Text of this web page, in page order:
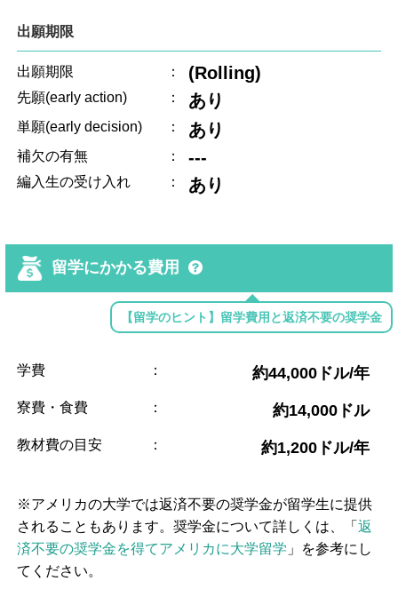
出願期限
出願期限 ： (Rolling)
先願(early action) ： あり
単願(early decision) ： あり
補欠の有無 ： ---
編入生の受け入れ ： あり
留学にかかる費用
【留学のヒント】留学費用と返済不要の奨学金
学費 ： 約44,000ドル/年
寮費・食費 ： 約14,000ドル
教材費の目安 ： 約1,200ドル/年
※アメリカの大学では返済不要の奨学金が留学生に提供
されることもあります。奨学金について詳しくは、「返
済不要の奨学金を得てアメリカに大学留学 」を参考にし
てください。